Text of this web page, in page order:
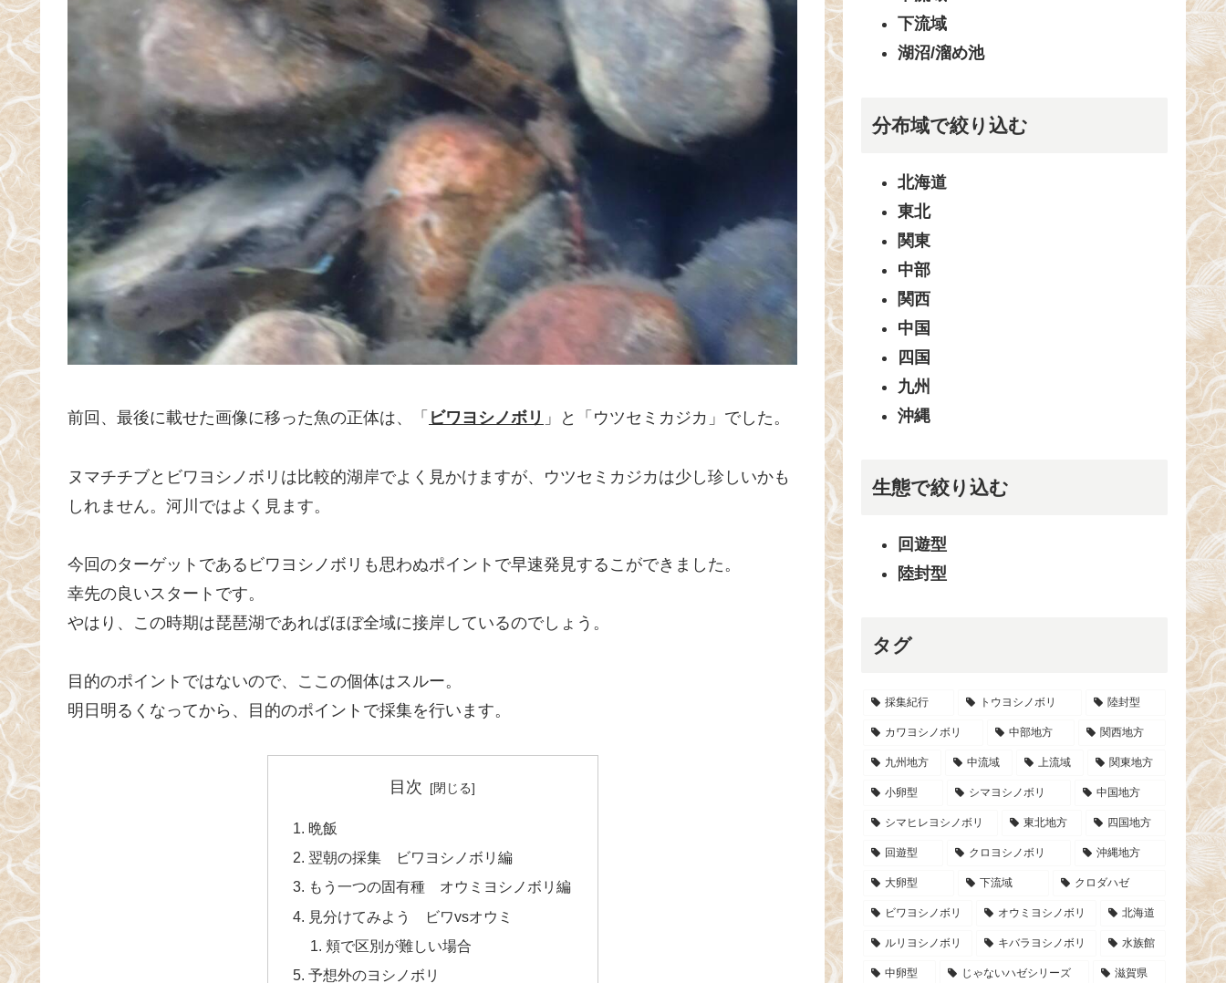
前回、最後に載せた画像に移った魚の正体は、「 ビワヨシノボリ 」と「ウツセミカジカ」でした。
ヌマチチブとビワヨシノボリは比較的湖岸でよく見かけますが、ウツセミカジカは少し珍しいかも
しれません。河川ではよく見ます。
今回のターゲットであるビワヨシノボリも思わぬポイントで早速発見するこができました。
幸先の良いスタートです。
やはり、この時期は琵琶湖であればほぼ全域に接岸しているのでしょう。
目的のポイントではないので、ここの個体はスルー。
明日明るくなってから、目的のポイントで採集を行います。
目次
晩飯
翌朝の採集 ビワヨシノボリ編
もう一つの固有種 オウミヨシノボリ編
見分けてみよう ビワvsオウミ
頬で区別が難しい場合
予想外のヨシノボリ
下流域
湖沼/溜め池
分布域で絞り込む
北海道
東北
関東
中部
関西
中国
四国
九州
沖縄
生態で絞り込む
回遊型
陸封型
タグ
採集紀行 トウヨシノボリ 陸封型
カワヨシノボリ 中部地方 関西地方
九州地方 中流域 上流域 関東地方
小卵型 シマヨシノボリ 中国地方
シマヒレヨシノボリ 東北地方 四国地方
回遊型 クロヨシノボリ 沖縄地方
大卵型 下流域 クロダハゼ
ビワヨシノボリ オウミヨシノボリ 北海道
ルリヨシノボリ キバラヨシノボリ 水族館
中卵型 じゃないハゼシリーズ 滋賀県